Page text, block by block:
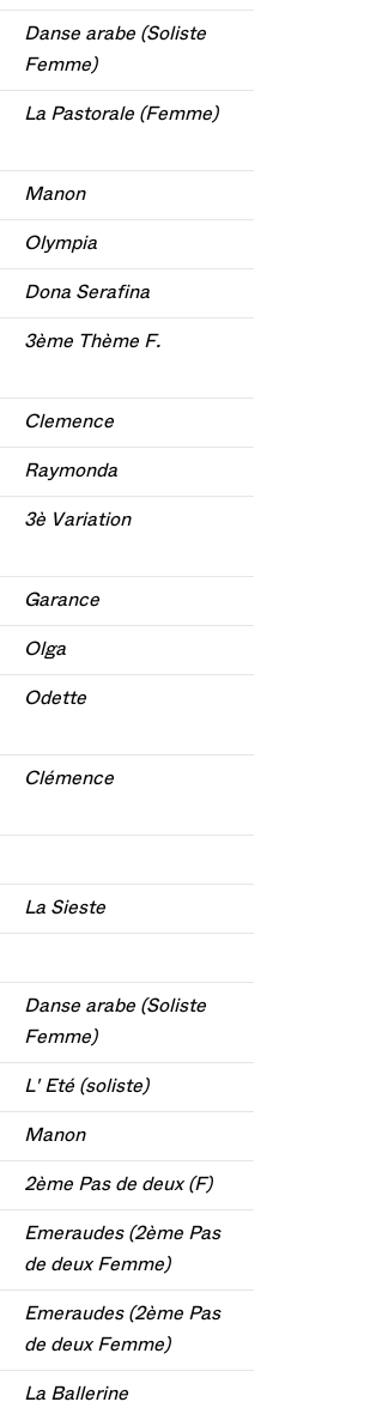
Danse arabe (Soliste
Femme)
La Pastorale (Femme)
Manon
Olympia
Dona Serafina
3ème Thème F.
Clemence
Raymonda
3è Variation
Garance
Olga
Odette
Clémence
La Sieste
Danse arabe (Soliste
Femme)
L' Eté (soliste)
Manon
2ème Pas de deux (F)
Emeraudes (2ème Pas
de deux Femme)
Emeraudes (2ème Pas
de deux Femme)
La Ballerine